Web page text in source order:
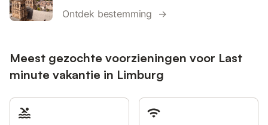
Ontdek bestemming →
Meest gezochte voorzieningen voor Last
minute vakantie in Limburg